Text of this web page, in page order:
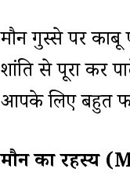
मौन गुस्से पर
शांति से पूरा कर
आपके लिए बहुत
मौन का रहस्य